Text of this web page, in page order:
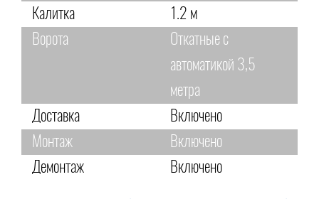
Калитка
1.2 м
Ворота
Откатные с
автоматикой 3,5
метра
Доставка
Включено
Монтаж
Включено
Демонтаж
Включено